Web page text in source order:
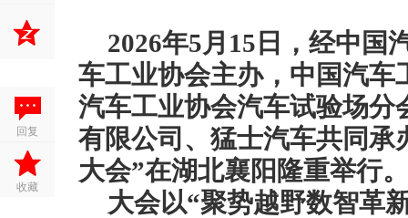
回复
收藏
2026年5月15日，经中国
车工业协会主办，中国汽
汽车工业协会汽车试验场
有限公司、猛士汽车共同承
大会”在湖北襄阳隆重举行。
大会以“聚势越野数智革